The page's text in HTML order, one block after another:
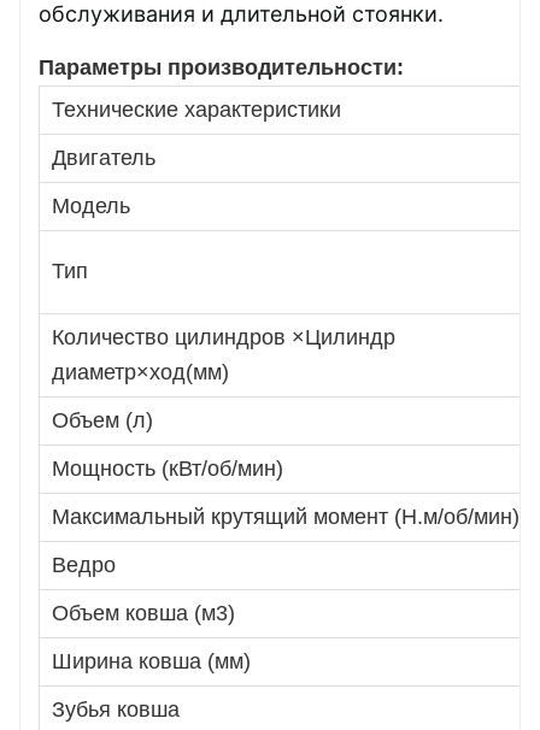
обслуживания и длительной стоянки.
Параметры производительности:
Технические характеристики
Двигатель
Модель
Тип
Количество цилиндров ×Цилиндр
диаметр×ход(мм)
Объем (л)
Мощность (кВт/об/мин)
Максимальный крутящий момент (Н.м/об/мин)
Ведро
Объем ковша (м3)
Ширина ковша (мм)
Зубья ковша